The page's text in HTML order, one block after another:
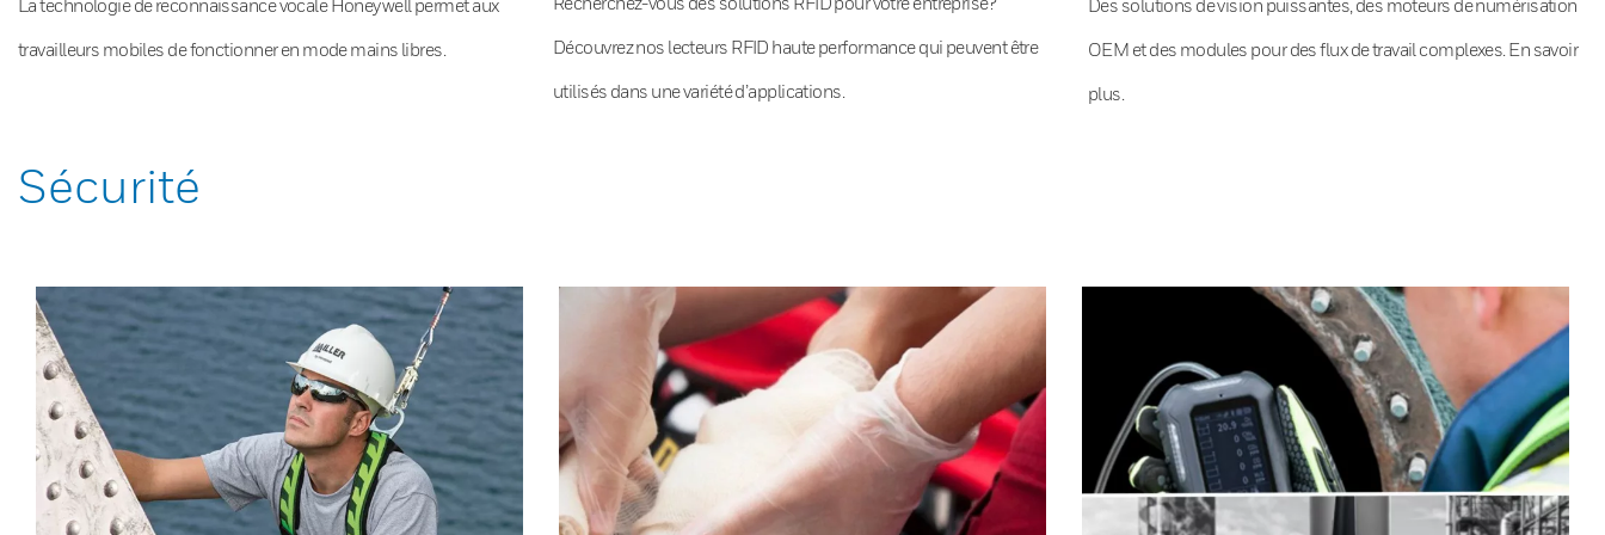
La technologie de reconnaissance vocale Honeywell permet aux
travailleurs mobiles de fonctionner en mode mains libres. Découvrez nos lecteurs RFID haute performance qui peuvent être
utilisés dans une variété d’applications.
Des solutions de vision puissantes, des moteurs de numérisation
OEM et des modules pour des flux de travail complexes. En savoir
plus.
Sécurité